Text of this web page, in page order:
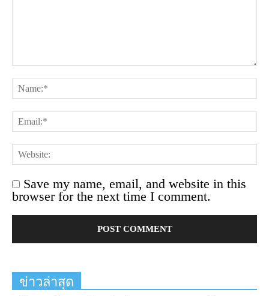
Save my name, email, and website in this
browser for the next time I comment.
ข่าวล่าสุด